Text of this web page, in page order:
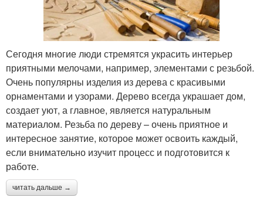
Сегодня многие люди стремятся украсить интерьер
приятными мелочами, например, элементами с резьбой.
Очень популярны изделия из дерева с красивыми
орнаментами и узорами. Дерево всегда украшает дом,
создает уют, а главное, является натуральным
материалом. Резьба по дереву – очень приятное и
интересное занятие, которое может освоить каждый,
если внимательно изучит процесс и подготовится к
работе.
читать дальше →